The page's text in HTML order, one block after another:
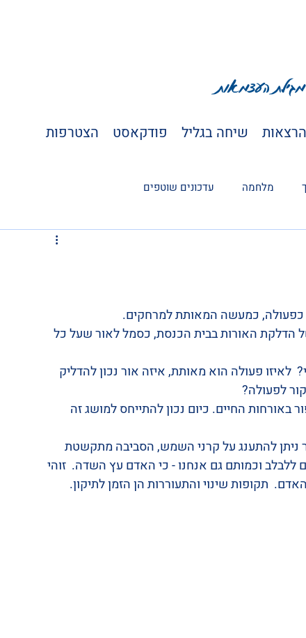
העצמאות
הרצאות שיחה בגליל פודקאסט הצטרפות
מלחמה עדכונים שוטפים
כפעולה, כמעשה המאותת למרחקים.
הדלקת האורות בבית הכנסת, כסמל לאור שעל כל
לאיזו פעולה הוא מאותת, איזה אור נכון להדליק
לפעולה?
באורחות החיים. כיום נכון להתייחס למושג זה
ניתן להתענג על קרני השמש, הסביבה מתקשטת
וכמותם גם אנחנו - כי האדם עץ השדה.  זוהי
תקופות שינוי והתעוררות הן הזמן לתיקון.